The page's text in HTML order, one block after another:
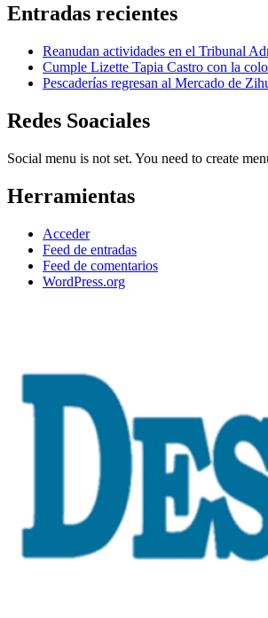
Entradas recientes
Reanudan actividades en el Tribunal
Cumple Lizette Tapia Castro con la
Pescaderías regresan al Mercado de
Redes Soaciales
Social menu is not set. You need to create
Herramientas
Acceder
Feed de entradas
Feed de comentarios
WordPress.org